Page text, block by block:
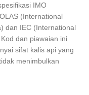
IMO
(International
dan IEC (International
dan piawaian ini
sifat kalis api yang
menimbulkan